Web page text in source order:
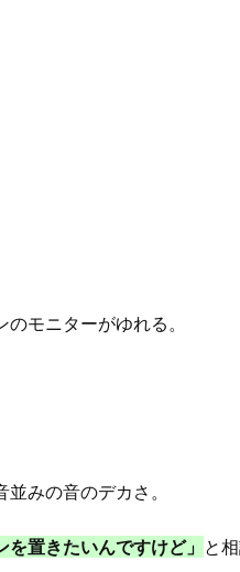
モニターがゆれる。
みの音のデカさ。
置きたいんですけど」 と